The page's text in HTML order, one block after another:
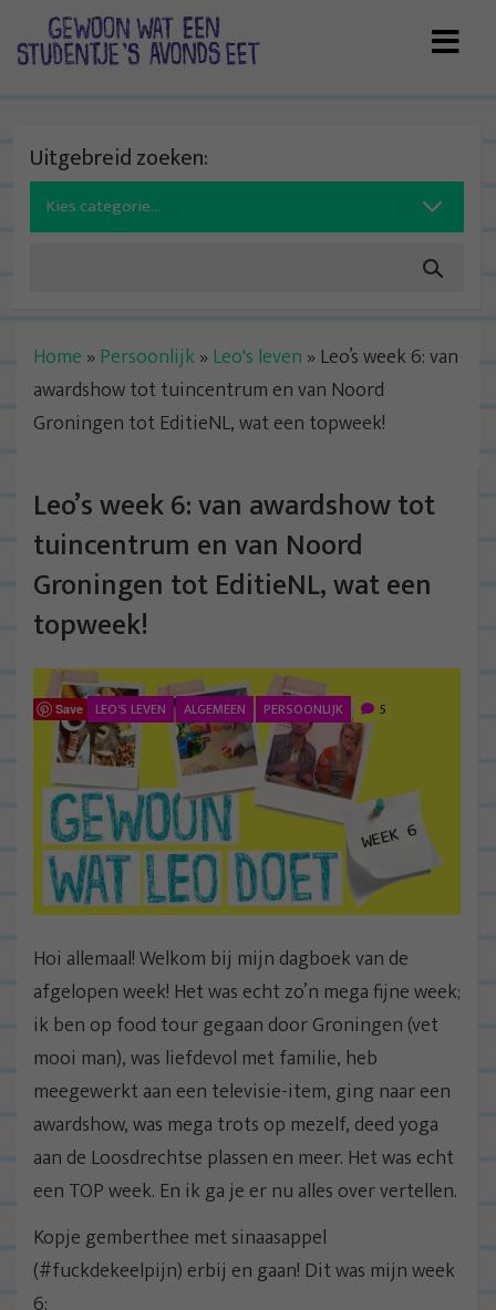
Uitgebreid zoeken:
Search
for:
Home » Persoonlijk» Leo's leven » Leo’s week 6: van
awardshow tot tuincentrum en van Noord
Groningen tot EditieNL, wat een topweek!
Leo’s week 6: van awardshow tot
tuincentrum en van Noord
Groningen tot EditieNL, wat een
topweek!
Save LEO'S LEVEN ALGEMEEN PERSOONLIJK 5
Hoi allemaal! Welkom bij mijn dagboek van de
afgelopen week! Het was echt zo’n mega fijne week;
ik ben op food tour gegaan door Groningen (vet
mooi man), was liefdevol met familie, heb
meegewerkt aan een televisie-item, ging naar een
awardshow, was mega trots op mezelf, deed yoga
aan de Loosdrechtse plassen en meer. Het was echt
een TOP week. En ik ga je er nu alles over vertellen.
Kopje gemberthee met sinaasappel
(#fuckdekeelpijn) erbij en gaan! Dit was mijn week